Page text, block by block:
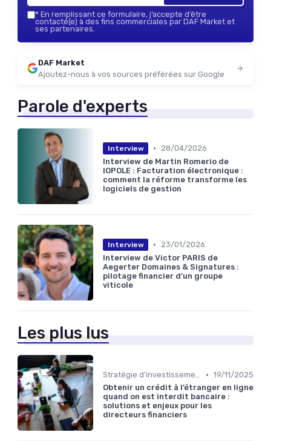
* En remplissant ce formulaire, j’accepte d’être
contacté(e) à des fins commerciales par DAF Market et
ses partenaires.
DAF Market
Ajoutez-nous à vos sources préférées sur Google
Parole d'experts
Interview •
28/04/2026
Interview de Martin Romerio de
IOPOLE : Facturation électronique :
comment la réforme transforme les
logiciels de gestion
Interview •
23/01/2026
Interview de Victor PARIS de
Aegerter Domaines & Signatures :
pilotage financier d’un groupe
viticole
Les plus lus
Stratégie d'investissement • 19/11/2025
Obtenir un crédit à l’étranger en ligne
quand on est interdit bancaire :
solutions et enjeux pour les
directeurs financiers